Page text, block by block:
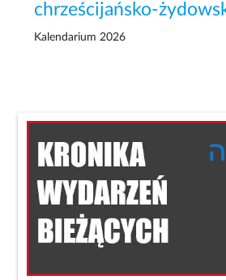
chrześcijańsko-
Kalendarium 2026